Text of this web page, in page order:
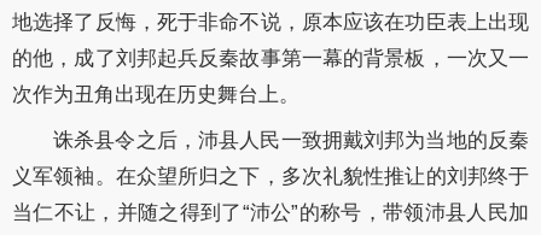
地选择了反悔，死于非命不说，原本应该在功臣表上出现
的他，成了刘邦起兵反秦故事第一幕的背景板，一次又一
次作为丑角出现在历史舞台上。
诛杀县令之后，沛县人民一致拥戴刘邦为当地的反秦
义军领袖。在众望所归之下，多次礼貌性推让的刘邦终于
当仁不让，并随之得到了“沛公”的称号，带领沛县人民加